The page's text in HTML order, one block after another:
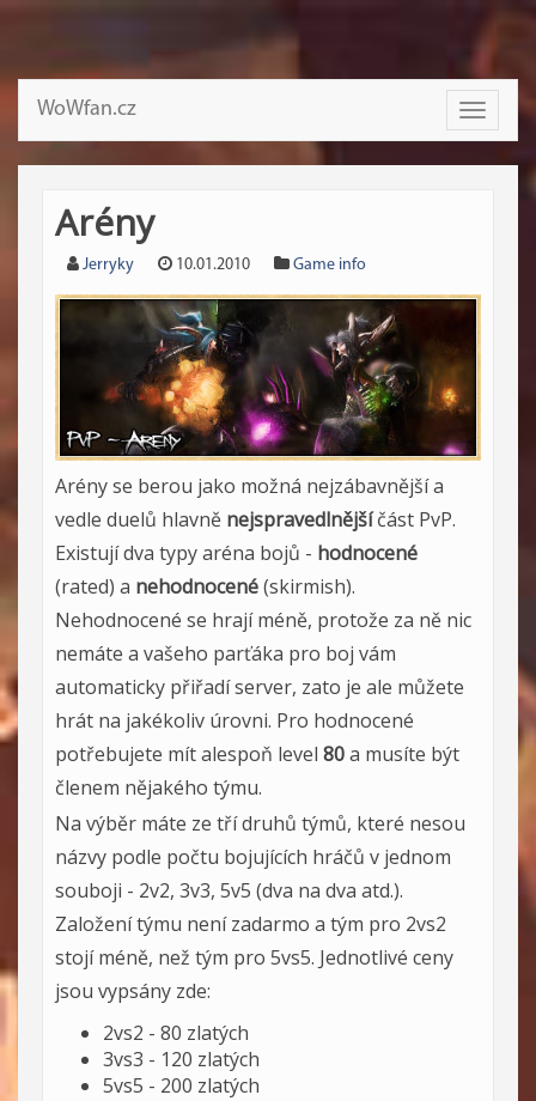
Toggle
WoWfan.cz
Arény
Jerryky 10.01.2010 Game info
Arény se berou jako možná nejzábavnější a
vedle duelů hlavně nejspravedlnějšíčást PvP.
Existují dva typy aréna bojů - hodnocené
(rated) a nehodnocené(skirmish).
Nehodnocené se hrají méně, protože za ně nic
nemáte a vašeho parťáka pro boj vám
automaticky přiřadí server, zato je ale můžete
hrát na jakékoliv úrovni. Pro hodnocené
potřebujete mít alespoň level 80a musíte být
členem nějakého týmu.
Na výběr máte ze tří druhů týmů, které nesou
názvy podle počtu bojujících hráčů v jednom
souboji - 2v2, 3v3, 5v5 (dva na dva atd.).
Založení týmu není zadarmo a tým pro 2vs2
stojí méně, než tým pro 5vs5. Jednotlivé ceny
jsou vypsány zde:
2vs2 - 80 zlatých
3vs3 - 120 zlatých
5vs5 - 200 zlatých